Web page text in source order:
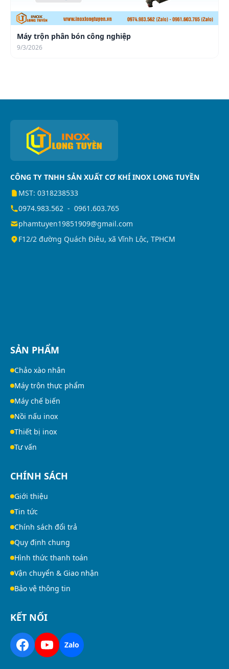
Máy trộn phân bón công nghiệp
9/3/2026
CÔNG TY TNHH SẢN XUẤT CƠ KHÍ INOX LONG TUYỀN
MST: 0318238533
0974.983.562 - 0961.603.765
phamtuyen19851909@gmail.com
F12/2 đường Quách Điêu, xã Vĩnh Lộc, TPHCM
SẢN PHẨM
Chảo xào nhân
Máy trộn thực phẩm
Máy chế biến
Nồi nấu inox
Thiết bị inox
Tư vấn
CHÍNH SÁCH
Giới thiệu
Tin tức
Chính sách đổi trả
Quy định chung
Hình thức thanh toán
Vận chuyển & Giao nhận
Bảo vệ thông tin
KẾT NỐI
Zalo